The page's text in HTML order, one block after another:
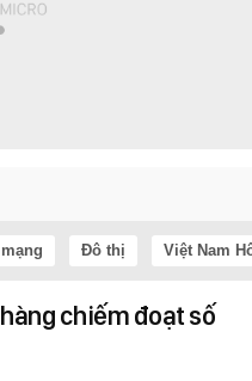
Đô thị Việt Nam
chiếm đoạt số